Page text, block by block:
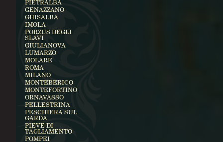
PIETRALBA
GENAZZANO
GHISALBA
IMOLA
PORZUS DEGLI
SLAVI
GIULIANOVA
LUMARZO
MOLARE
ROMA
MILANO
MONTEBERICO
MONTEFORTINO
ORNAVASSO
PELLESTRINA
PESCHIERA SUL
GARDA
PIEVE DI
TAGLIAMENTO
POMPEI